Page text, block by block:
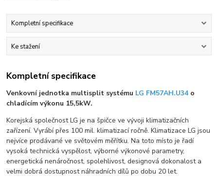
Kompletní specifikace
Ke stažení
Kompletní specifikace
Venkovní jednotka multisplit systému LG FM57AH.U34 o
chladícím výkonu 15,5kW.
Korejská společnost LG je na špičce ve vývoji klimatizačních
zařízení. Vyrábí přes 100 mil. klimatizací ročně. Klimatizace LG jsou
nejvíce prodávané ve světovém měřítku. Na toto místo je řadí
vysoká technická vyspělost, výborné výkonové parametry,
energetická nenáročnost, spolehlivost, designová dokonalost a
velmi dobrá dostupnost náhradních dílů po dobu 20 let.